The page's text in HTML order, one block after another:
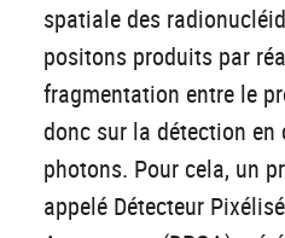
spatiale des
positons produits par
fragmentation entre le
donc sur la détection en
photons. Pour cela, un
appelé Détecteur